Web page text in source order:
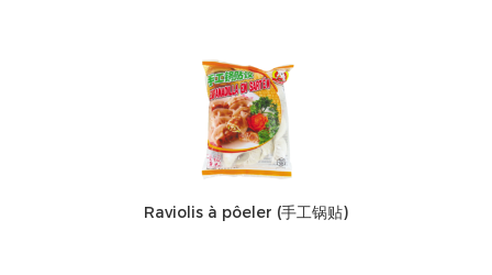
Raviolis à pôeler (手工锅贴)